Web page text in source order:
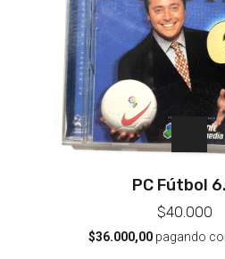
PC Fútbol
$40.000
$36.000,00pagando